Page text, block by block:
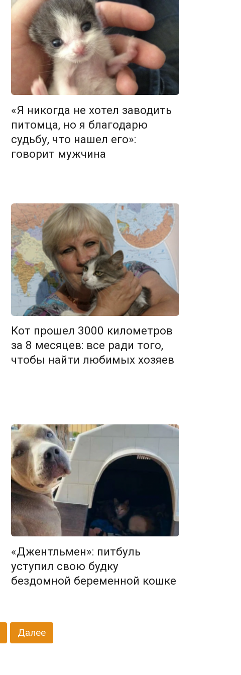
«Я никогда не хотел заводить
питомца, но я благодарю
судьбу, что нашел его»:
говорит мужчина
Кот прошел 3000 километров
за 8 месяцев: все ради того,
чтобы найти любимых хозяев
«Джентльмен»: питбуль
уступил свою будку
бездомной беременной кошке
Далее